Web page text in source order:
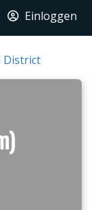
Einloggen
District